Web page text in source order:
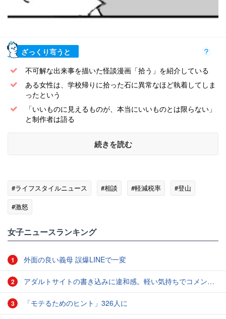
ざっくり言うと
不可解な出来事を描いた怪談漫画「拾う」を紹介している
ある女性は、学校帰りに拾った石に異常なほど執着してしま
ったという
「いいものに見えるものが、本当にいいものとは限らない」
と制作者は語る
続きを読む
#ライフスタイルニュース #相談 #軽減税率
#登山
#激怒
女子ニュースランキング
1 外面の良い義母 誤爆LINEで一変
2 アダルトサイトの書き込みに違和感。軽い気持ちでコメントしてみると…／近畿地方のある場所について（1）
3 「モテるためのヒント」326人に